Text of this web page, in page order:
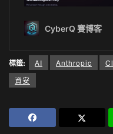
標籤: AI Anthropic
資安